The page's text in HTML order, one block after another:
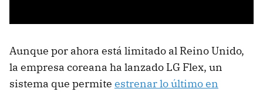
Aunque por ahora está limitado al Reino Unido,
la empresa coreana ha lanzado LG Flex, un
sistema que permite estrenar lo último en